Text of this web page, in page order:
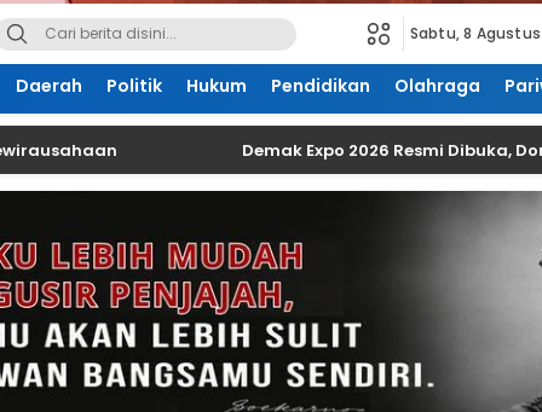
Sabtu, 8
Daerah Politik Hukum Pendidikan Olahraga
Demak Expo 2026 Resmi Dibuka, Dorong